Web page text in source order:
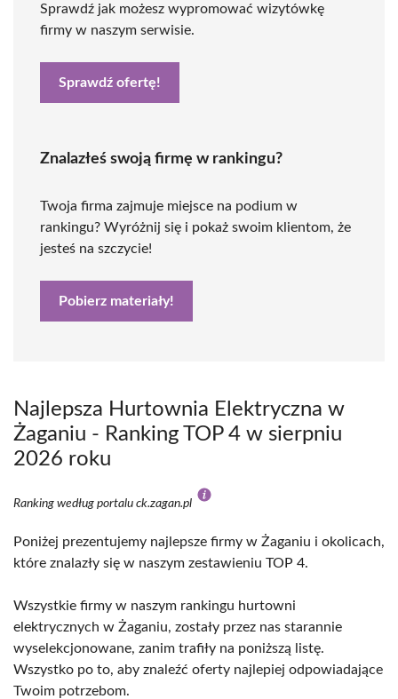
Sprawdź jak możesz wypromować wizytówkę
firmy w naszym serwisie.
Sprawdź ofertę!
Znalazłeś swoją firmę w rankingu?
Twoja firma zajmuje miejsce na podium w
rankingu? Wyróżnij się i pokaż swoim klientom, że
jesteś na szczycie!
Pobierz materiały!
Najlepsza Hurtownia Elektryczna w
Żaganiu - Ranking TOP 4 w sierpniu
2026 roku
Ranking według portalu ck.zagan.pl
Poniżej prezentujemy najlepsze firmy w Żaganiu i okolicach,
które znalazły się w naszym zestawieniu TOP 4.
Wszystkie firmy w naszym rankingu hurtowni
elektrycznych w Żaganiu, zostały przez nas starannie
wyselekcjonowane, zanim trafiły na poniższą listę.
Wszystko po to, aby znaleźć oferty najlepiej odpowiadające
Twoim potrzebom.